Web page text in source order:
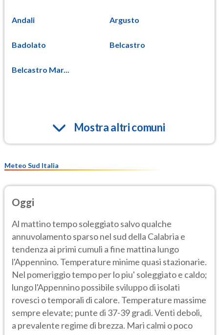
Andali Argusto
Badolato Belcastro
Belcastro Mar...
Mostra altri comuni
Meteo Sud Italia
Oggi
Al mattino tempo soleggiato salvo qualche
annuvolamento sparso nel sud della Calabria e
tendenza ai primi cumuli a fine mattina lungo
l'Appennino. Temperature minime quasi stazionarie.
Nel pomeriggio tempo per lo piu' soleggiato e caldo;
lungo l'Appennino possibile sviluppo di isolati
rovesci o temporali di calore. Temperature massime
sempre elevate; punte di 37-39 gradi. Venti deboli,
a prevalente regime di brezza. Mari calmi o poco